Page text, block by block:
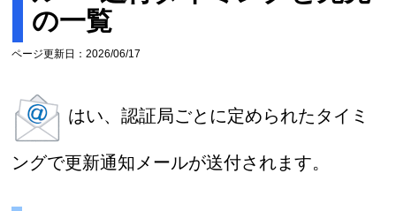
の一覧
ページ更新日：2026/06/17
はい、認証局ごとに定められたタイミ
ングで更新通知メールが送付されます。